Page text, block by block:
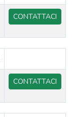
CONTATTACI
CONTATTACI